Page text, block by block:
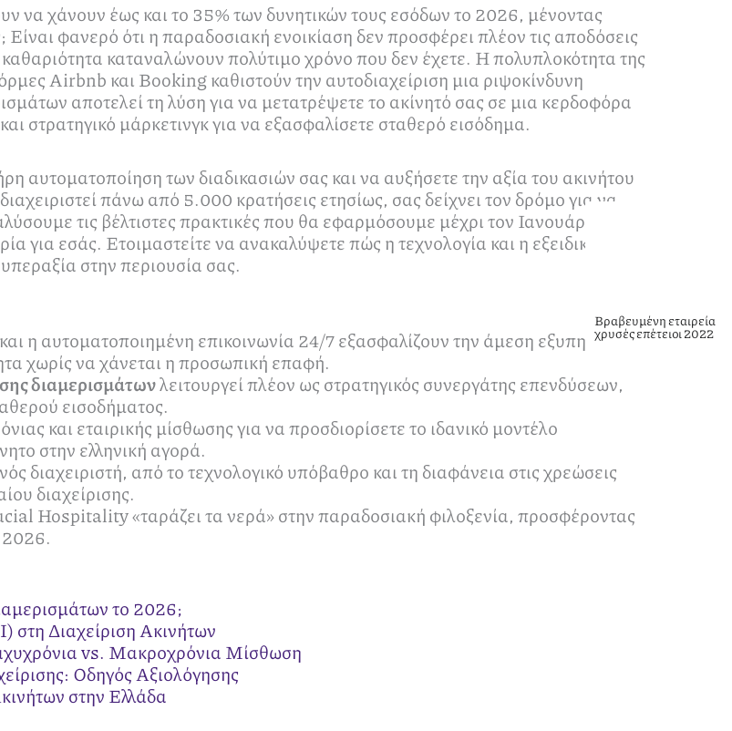
να χάνουν έως και το 35% των δυνητικών τους εσόδων το 2026, μένοντας
φανερό ότι η παραδοσιακή ενοικίαση δεν προσφέρει πλέον τις αποδόσεις
καταναλώνουν πολύτιμο χρόνο που δεν έχετε. Η πολυπλοκότητα της
Airbnb και Booking καθιστούν την αυτοδιαχείριση μια ριψοκίνδυνη
αποτελεί τη λύση για να μετατρέψετε το ακίνητό σας σε μια κερδοφόρα
στρατηγικό μάρκετινγκ για να εξασφαλίσετε σταθερό εισόδημα.
αυτοματοποίηση των διαδικασιών σας και να αυξήσετε την αξία του ακινήτου
πάνω από 5.000 κρατήσεις ετησίως, σας δείχνει τον δρόμο για να
τις βέλτιστες πρακτικές που θα εφαρμόσουμε μέχρι τον Ιανουάριο του
για εσάς. Ετοιμαστείτε να ανακαλύψετε πώς η τεχνολογία και η εξειδικευμένη
στην περιουσία σας.
η αυτοματοποιημένη επικοινωνία 24/7 εξασφαλίζουν την άμεση εξυπηρέτηση
χωρίς να χάνεται η προσωπική επαφή.
διαμερισμάτωνλειτουργεί πλέον ως στρατηγικός συνεργάτης επενδύσεων,
εισοδήματος.
και εταιρικής μίσθωσης για να προσδιορίσετε το ιδανικό μοντέλο
στην ελληνική αγορά.
διαχειριστή, από το τεχνολογικό υπόβαθρο και τη διαφάνεια στις χρεώσεις
διαχείρισης.
Hospitality «ταράζει τα νερά» στην παραδοσιακή φιλοξενία, προσφέροντας
2026.
το 2026;
Διαχείριση Ακινήτων
vs. Μακροχρόνια Μίσθωση
Οδηγός Αξιολόγησης
στην Ελλάδα
Βραβευμένη εταιρεία
χρυσές επέτειοι 2022